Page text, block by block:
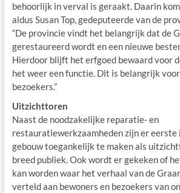
behoorlijk in verval is geraakt. Daarin
aldus Susan Top, gedeputeerde van de
“De provincie vindt het belangrijk dat de
gerestaureerd wordt en een nieuwe
Hierdoor blijft het erfgoed bewaard voor
het weer een functie. Dit is belangrijk
bezoekers.”
Uitzichttoren
Naast de noodzakelijke reparatie- en
restauratiewerkzaamheden zijn er eerste
gebouw toegankelijk te maken als
breed publiek. Ook wordt er gekeken of
kan worden waar het verhaal van de
verteld aan bewoners en bezoekers van